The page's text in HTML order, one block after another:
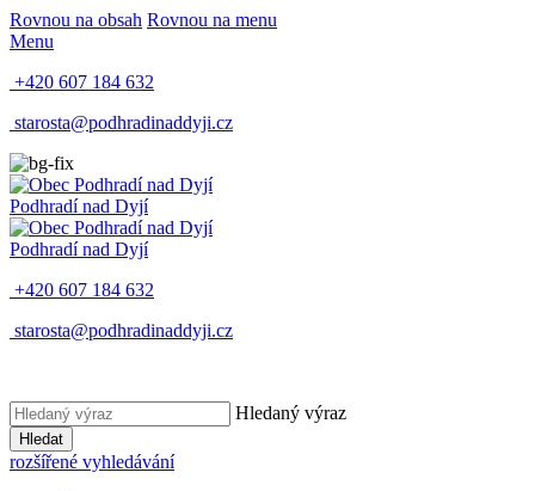
Rovnou na obsah Rovnou na menu
Menu
+420 607 184 632
starosta@podhradinaddyji.cz
Podhradí nad Dyjí
Podhradí nad Dyjí
+420 607 184 632
starosta@podhradinaddyji.cz
Hledaný výraz
Hledat
rozšířené vyhledávání